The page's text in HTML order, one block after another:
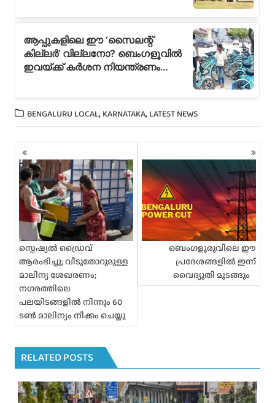
BENGALURU LOCAL, KARNATAKA, LATEST NEWS
P
o
s
t
s
a
v
g
a
t
o
n
സ്പെഷ്യൽ ഡ്രൈവ്
ആരംഭിച്ചു; വീടുതോറുമുള്ള
മാലിന്യ ശേഖരണം;
നഗരത്തിലെ
പലയിടങ്ങളിൽ നിന്നും 60
ടൺ മാലിന്യം നീക്കം ചെയ്തു
ബെംഗളൂരുവിലെ ഈ
പ്രദേശങ്ങളിൽ ഇന്ന്
വൈദ്യുതി മുടങ്ങും
RELATED POSTS